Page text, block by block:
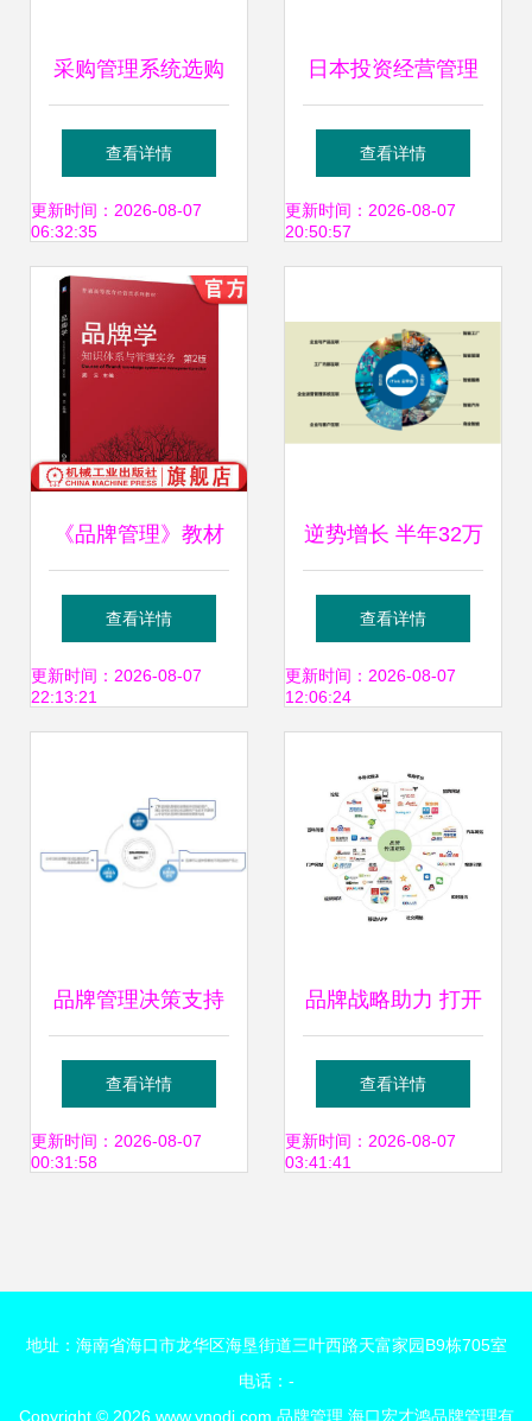
采购管理系统选购
指南与品牌推荐 如
何通过系统实现高
效品牌管理
查看详情
更新时间：2026-08-07
06:32:35
日本投资经营管理
项目 自创品牌护肤
品与日化用品的品
查看详情
更新时间：2026-08-07
20:50:57
《品牌管理》教材
之82组核心知识模
块解析
查看详情
更新时间：2026-08-07
22:13:21
逆势增长 半年32万
辆，捍卫中国商用
车第一品牌
查看详情
更新时间：2026-08-07
12:06:24
品牌管理决策支持
体系的构建与优化
查看详情
更新时间：2026-08-07
00:31:58
品牌战略助力 打开
公益筹款“市场”新
路径
查看详情
更新时间：2026-08-07
03:41:41
地址：海南省海口市龙华区海垦街道三叶西路天富家园B9栋705室
电话：-
Copyright © 2026 www.ynodj.com 品牌管理 海口宏才鸿品牌管理有